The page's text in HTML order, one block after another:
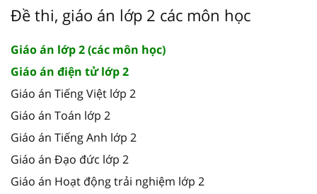
Đề thi, giáo án lớp 2 các môn học
Giáo án lớp 2 (các môn học)
Giáo án điện tử lớp 2
Giáo án Tiếng Việt lớp 2
Giáo án Toán lớp 2
Giáo án Tiếng Anh lớp 2
Giáo án Đạo đức lớp 2
Giáo án Hoạt động trải nghiệm lớp 2